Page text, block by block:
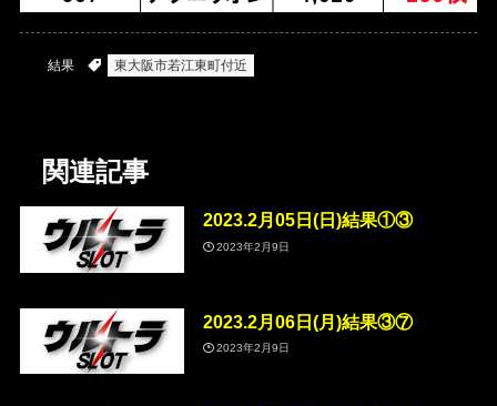
結果 東大阪市若江東町付近
関連記事
2023.2月05日(日)結果①③
2023年2月9日
2023.2月06日(月)結果③⑦
2023年2月9日